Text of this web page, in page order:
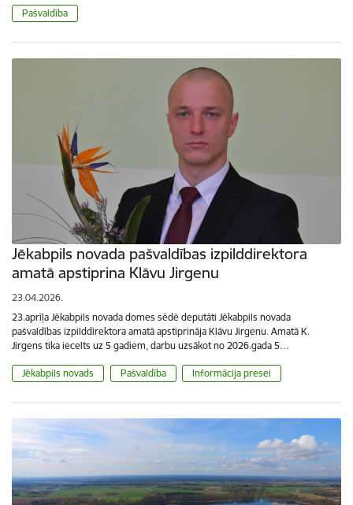
Pašvaldība
Jēkabpils novada pašvaldības izpilddirektora
amatā apstiprina Klāvu Jirgenu
23.04.2026.
23.aprīļa Jēkabpils novada domes sēdē deputāti Jēkabpils novada
pašvaldības izpilddirektora amatā apstiprināja Klāvu Jirgenu. Amatā K.
Jirgens tika iecelts uz 5 gadiem, darbu uzsākot no 2026.gada 5…
Jēkabpils novads Pašvaldība Informācija presei